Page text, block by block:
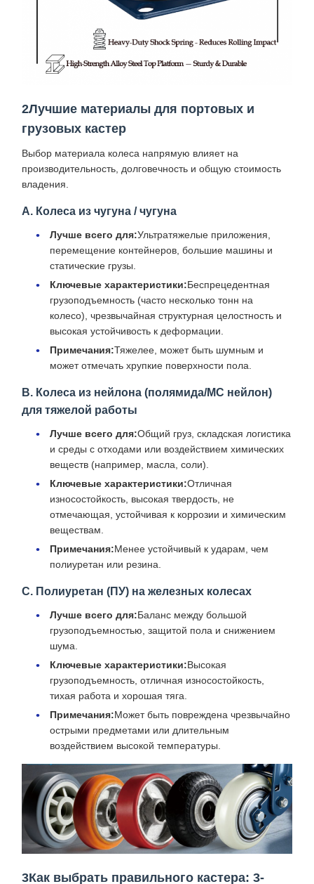
2Лучшие материалы для портовых и
грузовых кастер
Выбор материала колеса напрямую влияет на
производительность, долговечность и общую стоимость
владения.
А. Колеса из чугуна / чугуна
Лучше всего для:Ультратяжелые приложения,
перемещение контейнеров, большие машины и
статические грузы.
Ключевые характеристики:Беспрецедентная
грузоподъемность (часто несколько тонн на
колесо), чрезвычайная структурная целостность и
высокая устойчивость к деформации.
Примечания:Тяжелее, может быть шумным и
может отмечать хрупкие поверхности пола.
B. Колеса из нейлона (полямида/MC нейлон)
для тяжелой работы
Лучше всего для:Общий груз, складская логистика
и среды с отходами или воздействием химических
веществ (например, масла, соли).
Ключевые характеристики:Отличная
износостойкость, высокая твердость, не
отмечающая, устойчивая к коррозии и химическим
веществам.
Примечания:Менее устойчивый к ударам, чем
полиуретан или резина.
C. Полиуретан (ПУ) на железных колесах
Лучше всего для:Баланс между большой
грузоподъемностью, защитой пола и снижением
шума.
Ключевые характеристики:Высокая
грузоподъемность, отличная износостойкость,
тихая работа и хорошая тяга.
Примечания:Может быть повреждена чрезвычайно
острыми предметами или длительным
воздействием высокой температуры.
3Как выбрать правильного кастера: 3-